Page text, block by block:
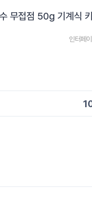
무접점 50g 기계식
인터페